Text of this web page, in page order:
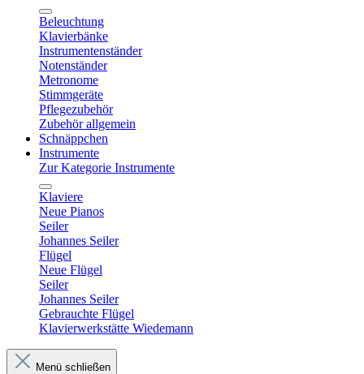
Beleuchtung
Klavierbänke
Instrumentenständer
Notenständer
Metronome
Stimmgeräte
Pflegezubehör
Zubehör allgemein
Schnäppchen
Instrumente
Zur Kategorie Instrumente
Klaviere
Neue Pianos
Seiler
Johannes Seiler
Flügel
Neue Flügel
Seiler
Johannes Seiler
Gebrauchte Flügel
Klavierwerkstätte Wiedemann
Menü schließen